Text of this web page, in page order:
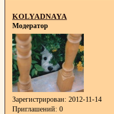
KOLYADNAYA
Модератор
Зарегистрирован: 2012-11-14
Приглашений: 0